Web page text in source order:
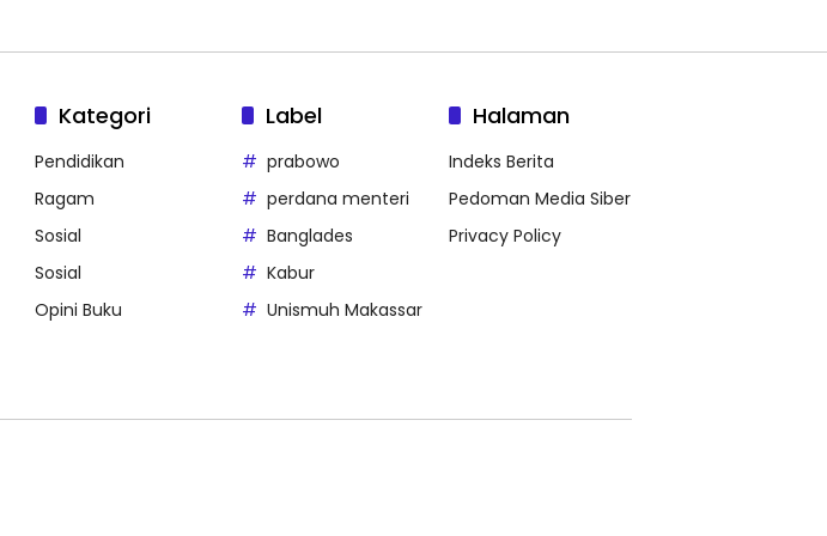
Kategori
Pendidikan
Ragam
Sosial
Sosial
Opini Buku
Label
prabowo
perdana menteri
Banglades
Kabur
Unismuh Makassar
Halaman
Indeks Berita
Pedoman Media Siber
Privacy Policy